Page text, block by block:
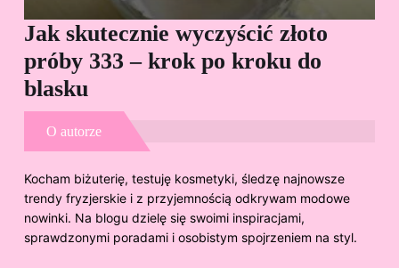
Jak skutecznie wyczyścić złoto
próby 333 – krok po kroku do
blasku
O autorze
Kocham biżuterię, testuję kosmetyki, śledzę najnowsze
trendy fryzjerskie i z przyjemnością odkrywam modowe
nowinki. Na blogu dzielę się swoimi inspiracjami,
sprawdzonymi poradami i osobistym spojrzeniem na styl.